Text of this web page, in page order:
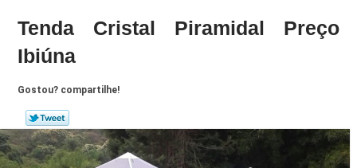
Tenda Cristal Piramidal Preço
Ibiúna
Gostou? compartilhe!